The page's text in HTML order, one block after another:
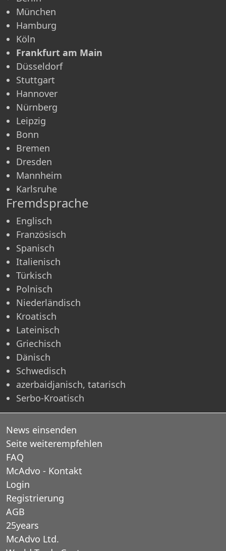
München
Hamburg
Köln
Frankfurt am Main
Düsseldorf
Stuttgart
Hannover
Nürnberg
Leipzig
Bonn
Bremen
Dresden
Mannheim
Karlsruhe
Fremdsprache
Englisch
Französisch
Spanisch
Italienisch
Türkisch
Polnisch
Niederländisch
Kroatisch
Lateinisch
Griechisch
Dänisch
Schwedisch
azerbaidjanisch, tatarisch
Serbo-Kroatisch
News einsenden
Seite weiterempfehlen
FAQ
McAdvo - Kontakt
Login
Registrierung
AGB
25years
McAdvo Ltd.